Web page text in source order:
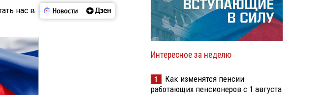
нас в
Интересное за неделю
1
Как изменятся пенсии
работающих пенсионеров с 1 августа